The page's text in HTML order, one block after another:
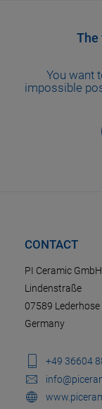
The
You want
impossible
CONTACT
PI Ceramic GmbH
Lindenstraße
07589 Lederhose
Germany
+49 36604